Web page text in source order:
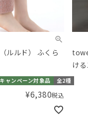
ルルド） ふくら
ャンペーン対象品 全2種
¥6,380税込
け
ー